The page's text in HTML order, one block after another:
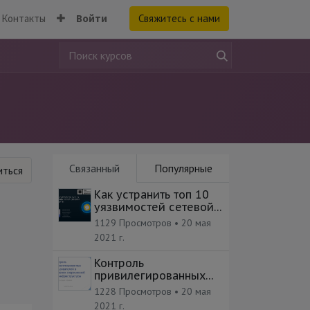
Контакты Войти Свяжитесь с нами
Связанный
Популярные
Как устранить топ 10
уязвимостей сетевой
защиты
1129 Просмотров • 20 мая
2021 г.
Контроль
привилегированных
пользователей в
условиях современной
1228 Просмотров • 20 мая
2021 г.